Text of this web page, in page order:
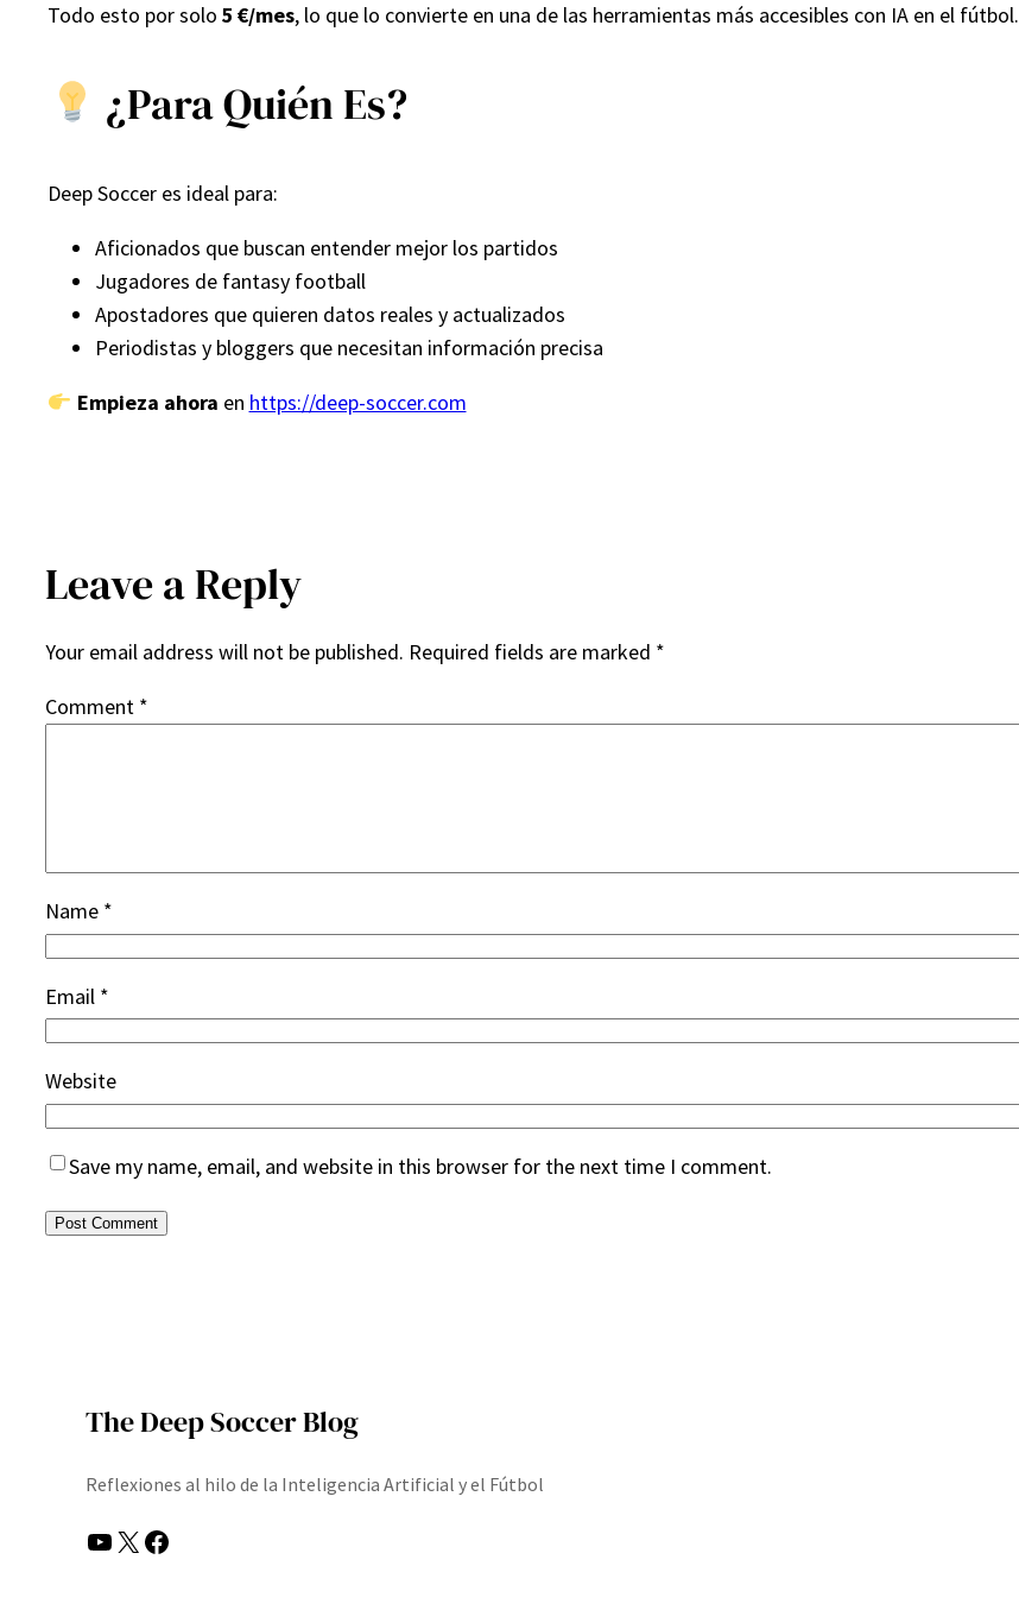
Todo esto por solo 5 €/mes, lo que lo convierte en una de las herramientas más accesibles con IA en el fútbol.
¿Para Quién Es?
Deep Soccer es ideal para:
Aficionados que buscan entender mejor los partidos
Jugadores de fantasy football
Apostadores que quieren datos reales y actualizados
Periodistas y bloggers que necesitan información precisa
Empieza ahora en https://deep-soccer.com
Leave a Reply
Your email address will not be published. Required fields are marked *
Comment *
Name *
Email *
Website
Save my name, email, and website in this browser for the next time I comment.
The Deep Soccer Blog
Reflexiones al hilo de la Inteligencia Artificial y el Fútbol
YouTube X Facebook